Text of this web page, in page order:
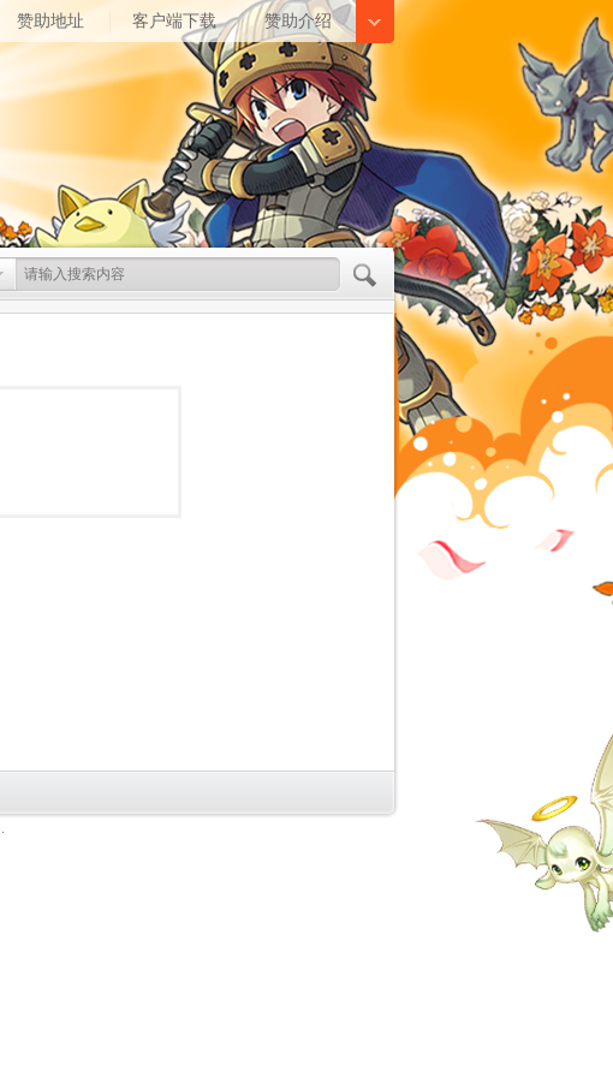
赞助地址 客户端下载 赞助介绍